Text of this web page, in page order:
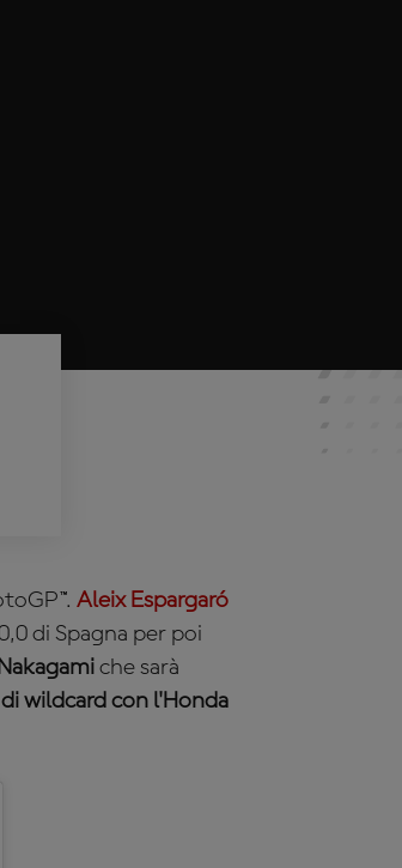
Aleix Espargaró
di Spagna per poi
che sarà
wildcard con l'Honda